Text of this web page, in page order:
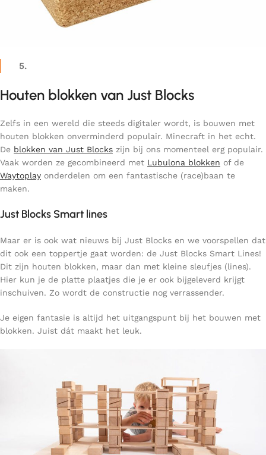
5.
Houten blokken van Just Blocks
Zelfs in een wereld die steeds digitaler wordt, is bouwen met
houten blokken onverminderd populair. Minecraft in het echt.
De blokken van Just Blocks zijn bij ons momenteel erg populair.
Vaak worden ze gecombineerd met Lubulona blokken of de
Waytoplay onderdelen om een fantastische (race)baan te
maken.
Just Blocks Smart lines
Maar er is ook wat nieuws bij Just Blocks en we voorspellen dat
dit ook een toppertje gaat worden: de Just Blocks Smart Lines!
Dit zijn houten blokken, maar dan met kleine sleufjes (lines).
Hier kun je de platte plaatjes die je er ook bijgeleverd krijgt
inschuiven. Zo wordt de constructie nog verrassender.
Je eigen fantasie is altijd het uitgangspunt bij het bouwen met
blokken. Juist dát maakt het leuk.